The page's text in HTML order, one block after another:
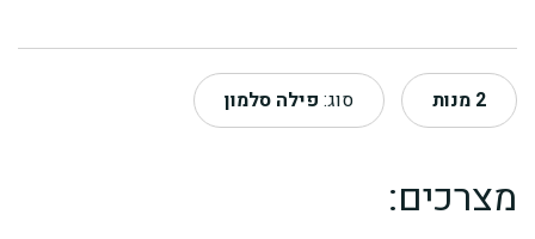
2 מנות סוג: פילה סלמון
מצרכים: